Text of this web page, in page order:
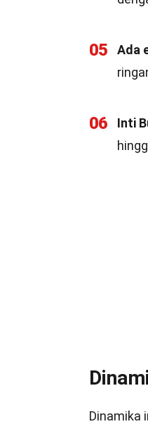
05 Ada
06 Inti
Dinamika